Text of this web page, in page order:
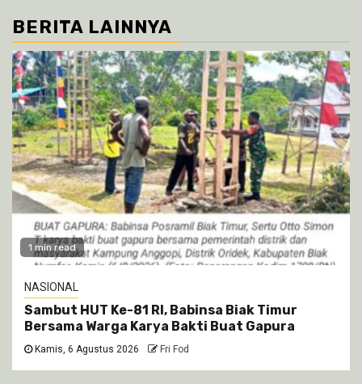
BERITA LAINNYA
1 min read
NASIONAL
Sambut HUT Ke-81 RI, Babinsa Biak Timur
Bersama Warga Karya Bakti Buat Gapura
Kamis, 6 Agustus 2026 Fri Fod